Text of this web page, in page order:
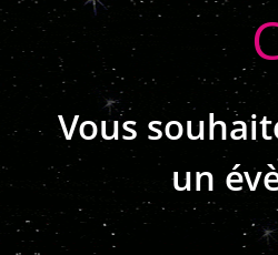
Vous
un